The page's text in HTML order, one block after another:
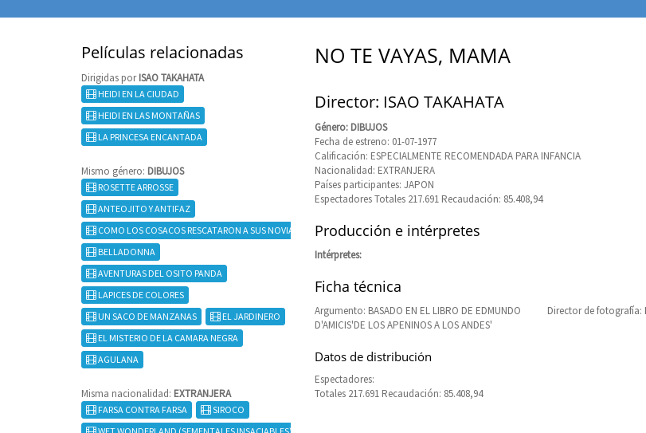
Películas relacionadas
Dirigidas porISAO TAKAHATA
HEIDI EN LA CIUDAD
HEIDI EN LAS MONTAÑAS
LA PRINCESA ENCANTADA
Mismo género: DIBUJOS
ROSETTE ARROSSE
ANTEOJITO Y ANTIFAZ
COMO LOS COSACOS RESCATARON A SUS NOVIAS
BELLADONNA
AVENTURAS DEL OSITO PANDA
LAPICES DE COLORES
UN SACO DE MANZANAS
EL JARDINERO
EL MISTERIO DE LA CAMARA NEGRA
AGULANA
Misma nacionalidad: EXTRANJERA
FARSA CONTRA FARSA
SIROCO
NO TE VAYAS, MAMA
Director: ISAO TAKAHATA
Género: DIBUJOS
Fecha de estreno: 01-07-1977
Calificación: ESPECIALMENTE RECOMENDADA PARA INFANCIA
Nacionalidad: EXTRANJERA
Países participantes: JAPON
Espectadores Totales 217.691 Recaudación: 85.408,94
Producción e intérpretes
Intérpretes:
Ficha técnica
Argumento: BASADO EN EL LIBRO DE EDMUNDO
D'AMICIS'DE LOS APENINOS A LOS ANDES'
Director de fotografía:
Datos de distribución
Espectadores:
Totales 217.691 Recaudación: 85.408,94